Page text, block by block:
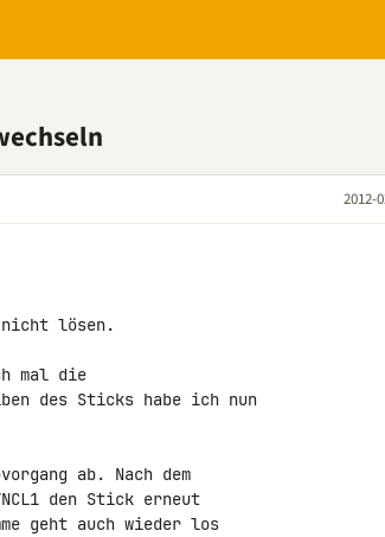
2012-
nicht lösen.
mal die
des Sticks habe ich nun
ab. Nach dem
den Stick erneut
geht auch wieder los